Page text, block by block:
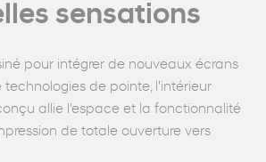
sensations
pour intégrer de nouveaux écrans
de pointe, l'intérieur
allie l'espace et la fonctionnalité
de totale ouverture vers